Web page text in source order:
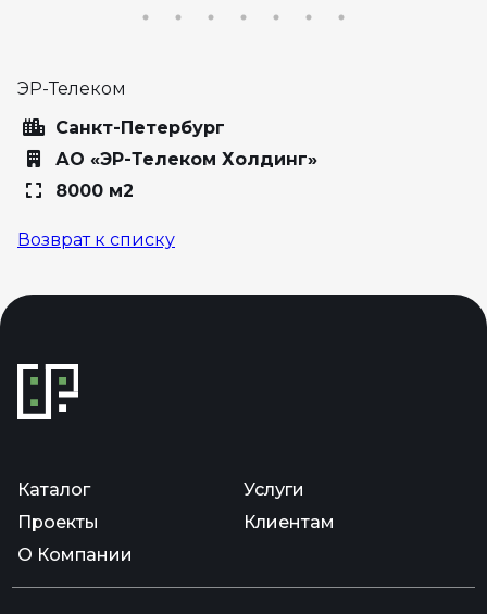
ЭР-Телеком
Санкт-Петербург
АО «ЭР-Телеком Холдинг»
8000 м2
Возврат к списку
Каталог
Услуги
Проекты
Клиентам
О Компании